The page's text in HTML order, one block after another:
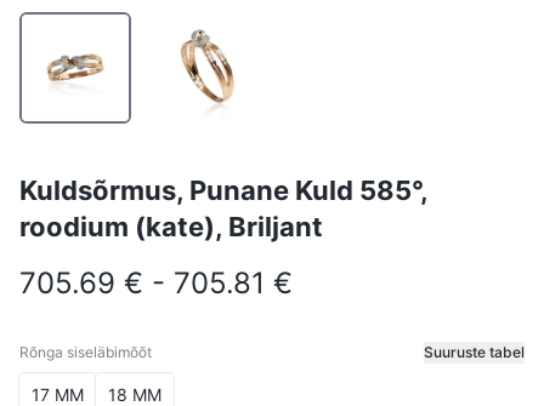
Kuldsõrmus, Punane Kuld 585°,
roodium (kate), Briljant
705.69 € - 705.81 €
Rõnga siseläbimõõt Suuruste tabel
Rõnga siseläbimõõt
17 MM 18 MM